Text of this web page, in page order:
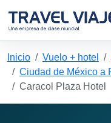
Inicio Vuelo + hotel
Ciudad de México a
Caracol Plaza Hotel